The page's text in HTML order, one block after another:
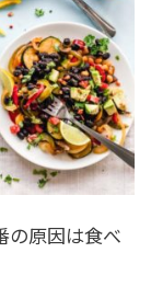
の原因は食べ